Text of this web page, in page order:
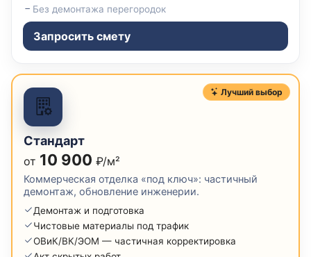
Без демонтажа перегородок
Запросить смету
Лучший выбор
Стандарт
от 10 900 ₽/м²
Коммерческая отделка «под ключ»: частичный
демонтаж, обновление инженерии.
Демонтаж и подготовка
Чистовые материалы под трафик
ОВиК/ВК/ЭОМ — частичная корректировка